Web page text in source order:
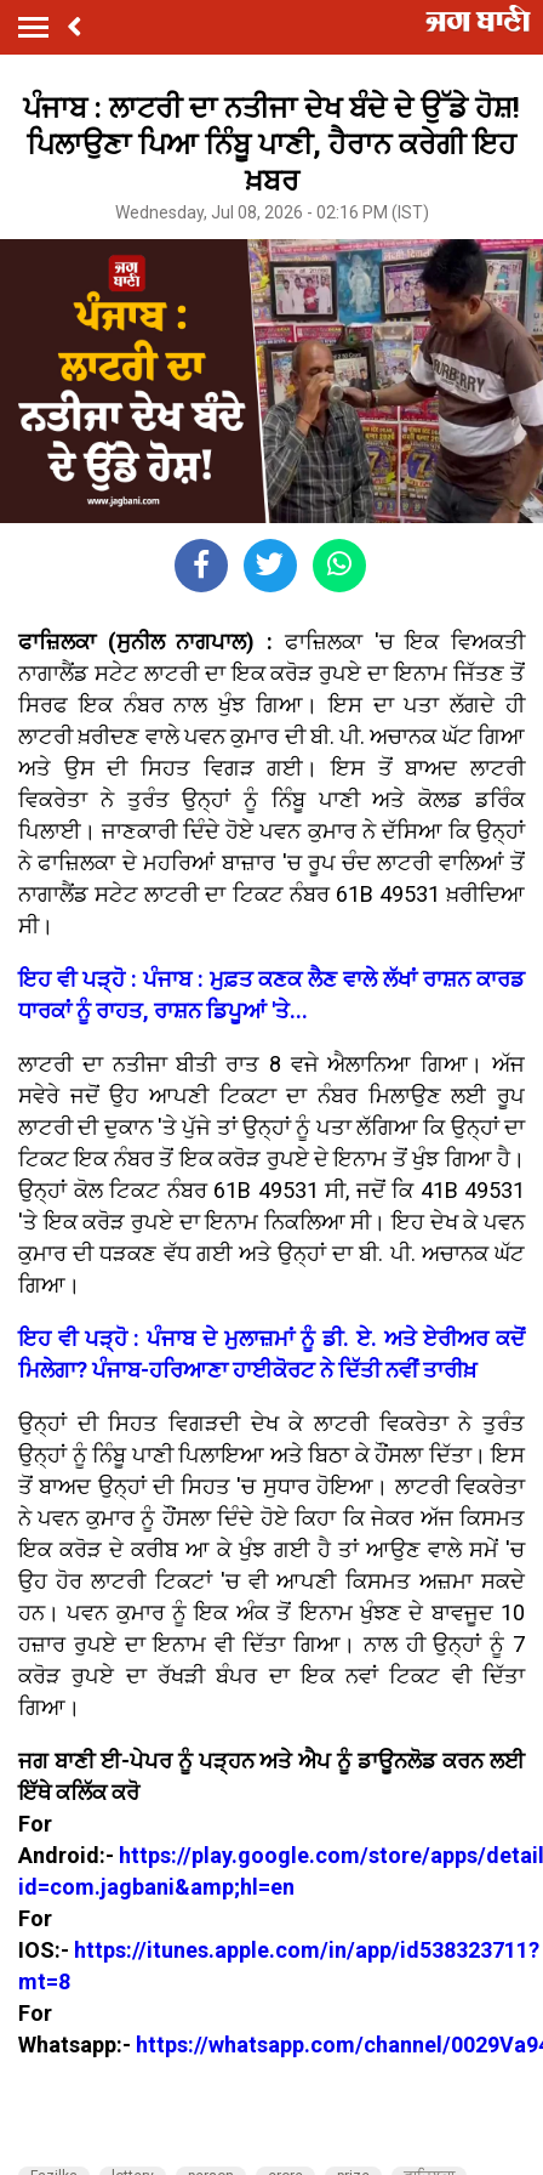
ਪੰਜਾਬ : ਲਾਟਰੀ ਦਾ ਨਤੀਜਾ ਦੇਖ ਬੰਦੇ ਦੇ ਉੱਡੇ ਹੋਸ਼!
ਪਿਲਾਉਣਾ ਪਿਆ ਨਿੰਬੂ ਪਾਣੀ, ਹੈਰਾਨ ਕਰੇਗੀ ਇਹ
ਖ਼ਬਰ
Wednesday, Jul 08, 2026 - 02:16 PM (IST)
ਫਾਜ਼ਿਲਕਾ (ਸੁਨੀਲ ਨਾਗਪਾਲ) : ਫਾਜ਼ਿਲਕਾ 'ਚ ਇਕ ਵਿਅਕਤੀ
ਨਾਗਾਲੈਂਡ ਸਟੇਟ ਲਾਟਰੀ ਦਾ ਇਕ ਕਰੋੜ ਰੁਪਏ ਦਾ ਇਨਾਮ ਜਿੱਤਣ ਤੋਂ
ਸਿਰਫ ਇਕ ਨੰਬਰ ਨਾਲ ਖੁੰਝ ਗਿਆ। ਇਸ ਦਾ ਪਤਾ ਲੱਗਦੇ ਹੀ
ਲਾਟਰੀ ਖ਼ਰੀਦਣ ਵਾਲੇ ਪਵਨ ਕੁਮਾਰ ਦੀ ਬੀ. ਪੀ. ਅਚਾਨਕ ਘੱਟ ਗਿਆ
ਅਤੇ ਉਸ ਦੀ ਸਿਹਤ ਵਿਗੜ ਗਈ। ਇਸ ਤੋਂ ਬਾਅਦ ਲਾਟਰੀ
ਵਿਕਰੇਤਾ ਨੇ ਤੁਰੰਤ ਉਨ੍ਹਾਂ ਨੂੰ ਨਿੰਬੂ ਪਾਣੀ ਅਤੇ ਕੋਲਡ ਡਰਿੰਕ
ਪਿਲਾਈ। ਜਾਣਕਾਰੀ ਦਿੰਦੇ ਹੋਏ ਪਵਨ ਕੁਮਾਰ ਨੇ ਦੱਸਿਆ ਕਿ ਉਨ੍ਹਾਂ
ਨੇ ਫਾਜ਼ਿਲਕਾ ਦੇ ਮਹਰਿਆਂ ਬਾਜ਼ਾਰ 'ਚ ਰੂਪ ਚੰਦ ਲਾਟਰੀ ਵਾਲਿਆਂ ਤੋਂ
ਨਾਗਾਲੈਂਡ ਸਟੇਟ ਲਾਟਰੀ ਦਾ ਟਿਕਟ ਨੰਬਰ 61B 49531 ਖ਼ਰੀਦਿਆ
ਸੀ।
ਇਹ ਵੀ ਪੜ੍ਹੋ : ਪੰਜਾਬ : ਮੁਫ਼ਤ ਕਣਕ ਲੈਣ ਵਾਲੇ ਲੱਖਾਂ ਰਾਸ਼ਨ ਕਾਰਡ
ਧਾਰਕਾਂ ਨੂੰ ਰਾਹਤ, ਰਾਸ਼ਨ ਡਿਪੂਆਂ 'ਤੇ...
ਲਾਟਰੀ ਦਾ ਨਤੀਜਾ ਬੀਤੀ ਰਾਤ 8 ਵਜੇ ਐਲਾਨਿਆ ਗਿਆ। ਅੱਜ
ਸਵੇਰੇ ਜਦੋਂ ਉਹ ਆਪਣੀ ਟਿਕਟਾ ਦਾ ਨੰਬਰ ਮਿਲਾਉਣ ਲਈ ਰੂਪ
ਲਾਟਰੀ ਦੀ ਦੁਕਾਨ 'ਤੇ ਪੁੱਜੇ ਤਾਂ ਉਨ੍ਹਾਂ ਨੂੰ ਪਤਾ ਲੱਗਿਆ ਕਿ ਉਨ੍ਹਾਂ ਦਾ
ਟਿਕਟ ਇਕ ਨੰਬਰ ਤੋਂ ਇਕ ਕਰੋੜ ਰੁਪਏ ਦੇ ਇਨਾਮ ਤੋਂ ਖੁੰਝ ਗਿਆ ਹੈ।
ਉਨ੍ਹਾਂ ਕੋਲ ਟਿਕਟ ਨੰਬਰ 61B 49531 ਸੀ, ਜਦੋਂ ਕਿ 41B 49531
'ਤੇ ਇਕ ਕਰੋੜ ਰੁਪਏ ਦਾ ਇਨਾਮ ਨਿਕਲਿਆ ਸੀ। ਇਹ ਦੇਖ ਕੇ ਪਵਨ
ਕੁਮਾਰ ਦੀ ਧੜਕਣ ਵੱਧ ਗਈ ਅਤੇ ਉਨ੍ਹਾਂ ਦਾ ਬੀ. ਪੀ. ਅਚਾਨਕ ਘੱਟ
ਗਿਆ।
ਇਹ ਵੀ ਪੜ੍ਹੋ : ਪੰਜਾਬ ਦੇ ਮੁਲਾਜ਼ਮਾਂ ਨੂੰ ਡੀ. ਏ. ਅਤੇ ਏਰੀਅਰ ਕਦੋਂ
ਮਿਲੇਗਾ? ਪੰਜਾਬ-ਹਰਿਆਣਾ ਹਾਈਕੋਰਟ ਨੇ ਦਿੱਤੀ ਨਵੀਂ ਤਾਰੀਖ਼
ਉਨ੍ਹਾਂ ਦੀ ਸਿਹਤ ਵਿਗੜਦੀ ਦੇਖ ਕੇ ਲਾਟਰੀ ਵਿਕਰੇਤਾ ਨੇ ਤੁਰੰਤ
ਉਨ੍ਹਾਂ ਨੂੰ ਨਿੰਬੂ ਪਾਣੀ ਪਿਲਾਇਆ ਅਤੇ ਬਿਠਾ ਕੇ ਹੌਂਸਲਾ ਦਿੱਤਾ। ਇਸ
ਤੋਂ ਬਾਅਦ ਉਨ੍ਹਾਂ ਦੀ ਸਿਹਤ 'ਚ ਸੁਧਾਰ ਹੋਇਆ। ਲਾਟਰੀ ਵਿਕਰੇਤਾ
ਨੇ ਪਵਨ ਕੁਮਾਰ ਨੂੰ ਹੌਂਸਲਾ ਦਿੰਦੇ ਹੋਏ ਕਿਹਾ ਕਿ ਜੇਕਰ ਅੱਜ ਕਿਸਮਤ
ਇਕ ਕਰੋੜ ਦੇ ਕਰੀਬ ਆ ਕੇ ਖੁੰਝ ਗਈ ਹੈ ਤਾਂ ਆਉਣ ਵਾਲੇ ਸਮੇਂ 'ਚ
ਉਹ ਹੋਰ ਲਾਟਰੀ ਟਿਕਟਾਂ 'ਚ ਵੀ ਆਪਣੀ ਕਿਸਮਤ ਅਜ਼ਮਾ ਸਕਦੇ
ਹਨ। ਪਵਨ ਕੁਮਾਰ ਨੂੰ ਇਕ ਅੰਕ ਤੋਂ ਇਨਾਮ ਖੁੰਝਣ ਦੇ ਬਾਵਜੂਦ 10
ਹਜ਼ਾਰ ਰੁਪਏ ਦਾ ਇਨਾਮ ਵੀ ਦਿੱਤਾ ਗਿਆ। ਨਾਲ ਹੀ ਉਨ੍ਹਾਂ ਨੂੰ 7
ਕਰੋੜ ਰੁਪਏ ਦਾ ਰੱਖੜੀ ਬੰਪਰ ਦਾ ਇਕ ਨਵਾਂ ਟਿਕਟ ਵੀ ਦਿੱਤਾ
ਗਿਆ।
ਜਗ ਬਾਣੀ ਈ-ਪੇਪਰ ਨੂੰ ਪੜ੍ਹਨ ਅਤੇ ਐਪ ਨੂੰ ਡਾਊਨਲੋਡ ਕਰਨ ਲਈ
ਇੱਥੇ ਕਲਿੱਕ ਕਰੋ
For
Android:- https://play.google.com/store/apps/
id=com.jagbani&amp;hl=en
For
IOS:- https://itunes.apple.com/in/app/id538323711?
mt=8
For
Whatsapp:- https://whatsapp.com/channel/